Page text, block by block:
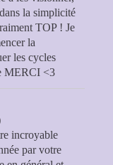
la simplicité
TOP ! Je
la
les cycles
MERCI <3
incroyable
par votre